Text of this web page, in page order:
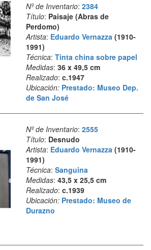
Nº de Inventario: 2384
Título: Paisaje (Abras de
Perdomo)
Artista: Eduardo Vernazza (1910-
1991)
Técnica: Tinta china sobre papel
Medidas: 36 x 49,5 cm
Realizado: c.1947
Ubicación: Prestado: Museo Dep.
de San José
Nº de Inventario: 2555
Título: Desnudo
Artista: Eduardo Vernazza (1910-
1991)
Técnica: Sanguina
Medidas: 43,5 x 25,5 cm
Realizado: c.1939
Ubicación: Prestado: Museo de
Durazno